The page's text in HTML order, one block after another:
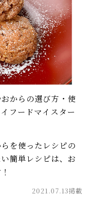
からの選び方・使
フードマイスター
を使ったレシピの
簡単レシピは、お
2021.07.13掲載